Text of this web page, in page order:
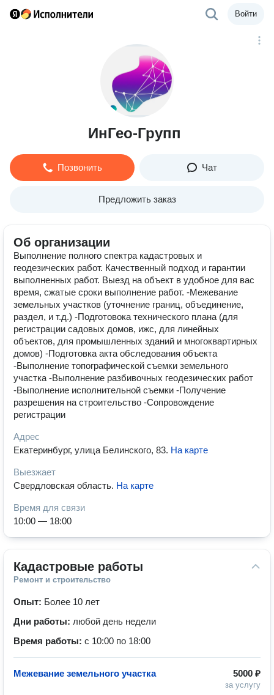
Войти
ИнГео-Групп
Позвонить Чат
Предложить заказ
Об организации
Выполнение полного спектра кадастровых и
геодезических работ. Качественный подход и гарантии
выполненных работ. Выезд на объект в удобное для вас
время, сжатые сроки выполнение работ. -Межевание
земельных участков (уточнение границ, объединение,
раздел, и т.д.) -Подготовока технического плана (для
регистрации садовых домов, ижс, для линейных
объектов, для промышленных зданий и многоквартирных
домов) -Подготовка акта обследования объекта
-Выполнение топографической съемки земельного
участка -Выполнение разбивочных геодезических работ
-Выполнение исполнительной съемки -Получение
разрешения на строительство -Сопровождение
регистрации
Адрес
Екатеринбург, улица Белинского, 83. На карте
Выезжает
Свердловская область. На карте
Время для связи
10:00 — 18:00
Кадастровые работы
Ремонт и строительство
Опыт: Более 10 лет
Дни работы: любой день недели
Время работы: с 10:00 по 18:00
5000 ₽
за услугу
Межевание земельного участка